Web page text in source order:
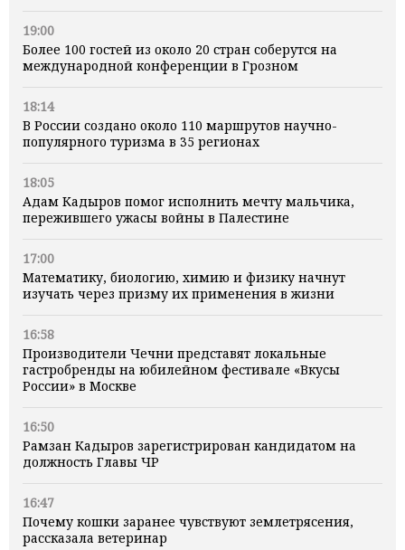
19:00
Более 100 гостей из около 20 стран соберутся на
международной конференции в Грозном
18:14
В России создано около 110 маршрутов научно-
популярного туризма в 35 регионах
18:05
Адам Кадыров помог исполнить мечту мальчика,
пережившего ужасы войны в Палестине
17:00
Математику, биологию, химию и физику начнут
изучать через призму их применения в жизни
16:58
Производители Чечни представят локальные
гастробренды на юбилейном фестивале «Вкусы
России» в Москве
16:50
Рамзан Кадыров зарегистрирован кандидатом на
должность Главы ЧР
16:47
Почему кошки заранее чувствуют землетрясения,
рассказала ветеринар